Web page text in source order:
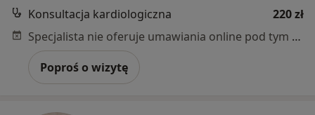
Konsultacja kardiologiczna
220 zł
Specjalista nie oferuje umawiania online pod tym adresem.
Poproś o wizytę